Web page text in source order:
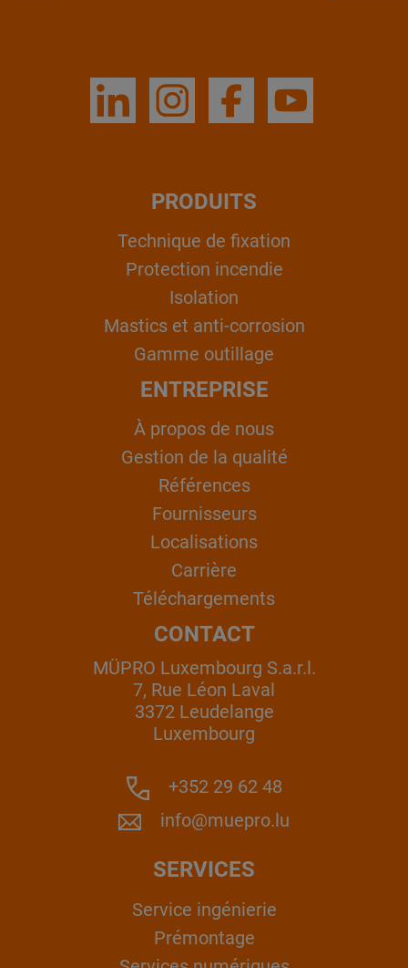
PRODUITS
Technique de fixation
Protection incendie
Isolation
Mastics et anti-corrosion
Gamme outillage
ENTREPRISE
À propos de nous
Gestion de la qualité
Références
Fournisseurs
Localisations
Carrière
Téléchargements
CONTACT
MÜPRO Luxembourg S.a.r.l.
7, Rue Léon Laval
3372 Leudelange
Luxembourg
+352 29 62 48
info@muepro.lu
SERVICES
Service ingénierie
Prémontage